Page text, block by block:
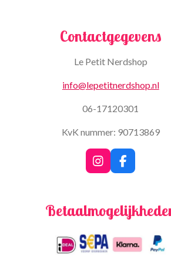
Contactgegevens
Le Petit Nerdshop
info@lepetitnerdshop.nl
06-17120301
KvK nummer: 90713869
I
n
a
r
a
m
F
a
b
o
k